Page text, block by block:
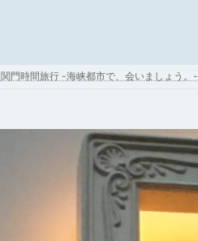
関門時間旅行 -海峡都市で、会いましょう。-